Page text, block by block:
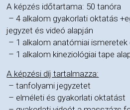
A képzés időtartama: 50 tanóra
– 4 alkalom gyakorlati oktatás
jegyzet és videó alapján
– 1 alkalom anatómiai
– 1 alkalom kineziológiai tape
A képzési díj tartalmazza:
– tanfolyami jegyzetet
– elméleti és gyakorlati oktatást